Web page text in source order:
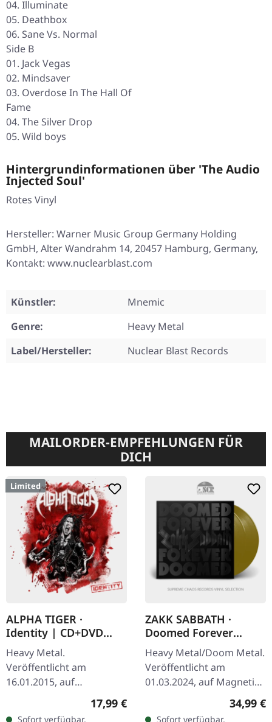
04. Illuminate
05. Deathbox
06. Sane Vs. Normal
Side B
01. Jack Vegas
02. Mindsaver
03. Overdose In The Hall Of
Fame
04. The Silver Drop
05. Wild boys
Hintergrundinformationen über 'The Audio
Injected Soul'
Rotes Vinyl
Hersteller: Warner Music Group Germany Holding
GmbH, Alter Wandrahm 14, 20457 Hamburg, Germany,
Kontakt: www.nuclearblast.com
Künstler:
Mnemic
Genre:
Heavy Metal
Label/Hersteller:
Nuclear Blast Records
MAILORDER-EMPFEHLUNGEN FÜR
DICH
Limited
ALPHA TIGER ·
Identity | CD+DVD
DIGIPAK
Heavy Metal.
Veröffentlicht am
16.01.2015, auf
Steamhammer. Limitierte
Auflage als CD im DigiPak
Regulärer Preis:
17,99 €
Sofort verfügbar,
ZAKK SABBATH ·
Doomed Forever
Forever Doomed |
GOLD 2LP
Heavy Metal/Doom Metal.
Veröffentlicht am
01.03.2024, auf Magnetic
Eye Records. Goldenes
"Die Hard" Doppel-Vinyl
34,99 €
Sofort verfügbar,